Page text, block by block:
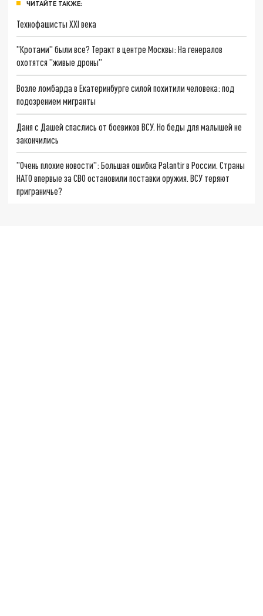
ЧИТАЙТЕ ТАКЖЕ:
Технофашисты XXI века
"Кротами" были все? Теракт в центре Москвы: На генералов
охотятся "живые дроны"
Возле ломбарда в Екатеринбурге силой похитили человека: под
подозрением мигранты
Даня с Дашей спаслись от боевиков ВСУ. Но беды для малышей не
закончились
"Очень плохие новости": Большая ошибка Palantir в России. Страны
НАТО впервые за СВО остановили поставки оружия. ВСУ теряют
приграничье?